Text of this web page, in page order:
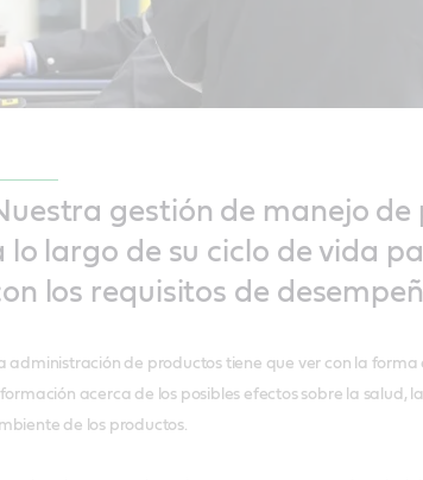
gestión de manejo de
lo largo de su ciclo de vida
los requisitos de
administración de productos tiene que ver con la
acerca de los posibles efectos sobre la salud,
de los productos.